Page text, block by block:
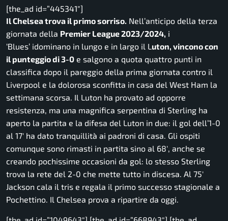
[the_ad id=”445341″]
Il Chelsea trova il primo sorriso. Nell’anticipo della terza
giornata della Premier League 2023/2024, i
‘Blues’ idominano in lungo e in largo il Luton, vincono con
il punteggio di 3-0 e salgono a quota quattro punti in
classifica dopo il pareggio della prima giornata contro il
Liverpool e la dolorosa sconfitta in casa del West Ham la
settimana scorsa. Il Luton ha provato ad opporre
resistenza, ma una magnifica serpentina di Sterling ha
aperto la partita e la difesa del Luton in due: il gol dell’1-0
al 17′ ha dato tranquillità ai padroni di casa. Gli ospiti
comunque sono rimasti in partita sino al 68′, anche se
creando pochissime occasioni da gol: lo stesso Sterling
trova la rete del 2-0 che mette tutto in discesa. Al 75′
Jackson cala il tris e regala il primo successo stagionale a
Pochettino. Il Chelsea prova a ripartire da oggi.